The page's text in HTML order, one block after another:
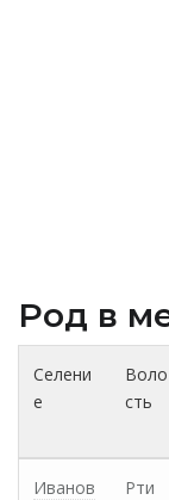
Род в
Селени
е
Воло
сть
Иванов
Рти